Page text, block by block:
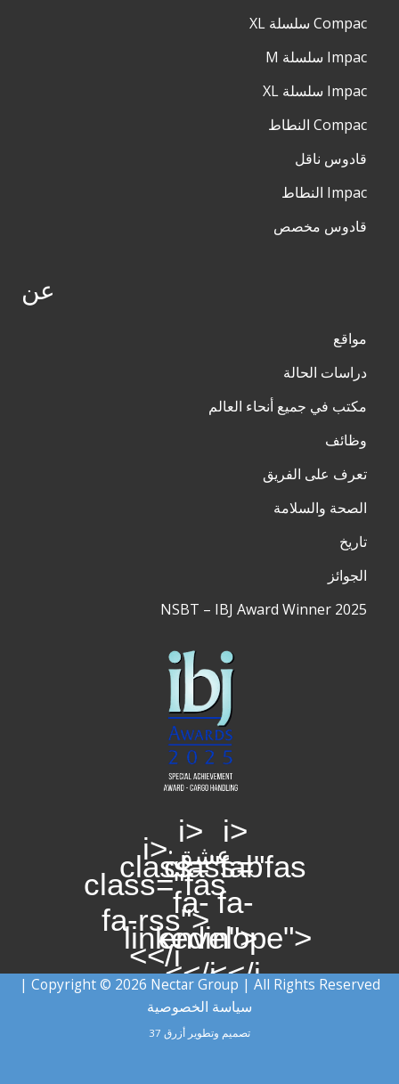
Compac سلسلة XL
Impac سلسلة M
Impac سلسلة XL
Compac النطاط
قادوس ناقل
Impac النطاط
قادوس مخصص
عن
مواقع
دراسات الحالة
مكتب في جميع أنحاء العالم
وظائف
تعرف على الفريق
الصحة والسلامة
تاريخ
الجوائز
NSBT – IBJ Award Winner 2025
عشق:
<i
class="fas
fa-
envelope">
</i>
<i
class="fab
fa-
linkedin">
</i>
<i
class="fas
fa-rss">
</i>
Copyright © 2026 Nectar Group | All Rights Reserved |
سياسة الخصوصية
تصميم وتطوير أزرق 37